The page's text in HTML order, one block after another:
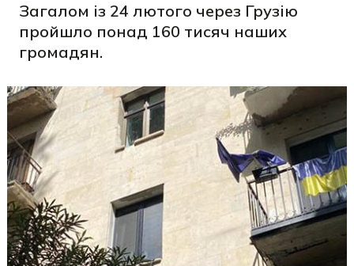
Загалом із 24 лютого через Грузію
пройшло понад 160 тисяч наших
громадян.